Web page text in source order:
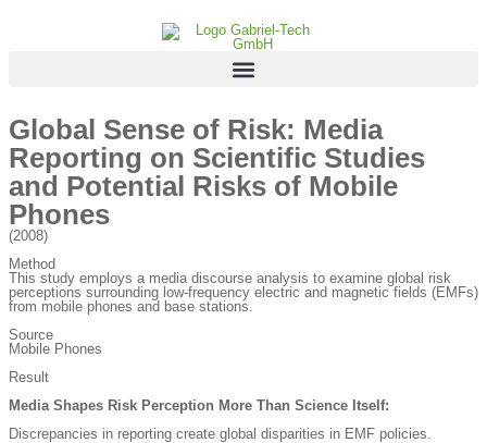
Global Sense of Risk: Media
Reporting on Scientific Studies
and Potential Risks of Mobile
Phones
(2008)
Method
This study employs a media discourse analysis to examine global risk
perceptions surrounding low-frequency electric and magnetic fields (EMFs)
from mobile phones and base stations.
Source
Mobile Phones
Result
Media Shapes Risk Perception More Than Science Itself:
Discrepancies in reporting create global disparities in EMF policies.